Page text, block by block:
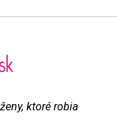
ktoré robia